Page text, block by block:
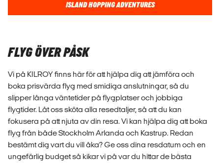
ISLAND HOPPING ADVENTURES
FLYG ÖVER PÅSK
Vi på KILROY finns här för att hjälpa dig att jämföra och
boka prisvärda flyg med smidiga anslutningar, så du
slipper långa väntetider på flygplatser och jobbiga
flygtider. Låt oss sköta alla resedtaljer, så att du kan
fokusera på att njuta av din resa. Vi kan hjälpa dig att boka
flyg från både Stockholm Arlanda och Kastrup. Redan
bestämt dig vart du vill åka? Ge oss dina resdatum och en
ungefärlig budget så kikar vi på var du hittar de bästa